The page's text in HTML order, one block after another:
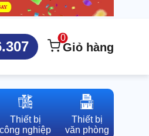
0
Giỏ hàng
Thiết bị
công nghiệp
Thiết bị
văn phòng